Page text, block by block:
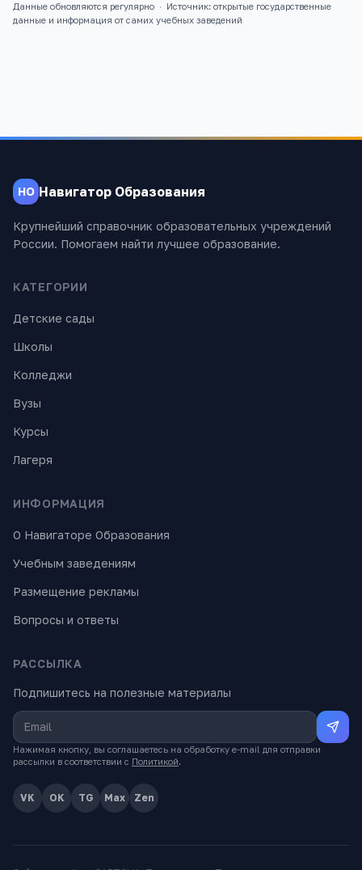
Данные обновляются регулярно ·
Источник: открытые государственные
данные и информация от самих учебных заведений
НО Навигатор Образования
Крупнейший справочник образовательных учреждений
России. Помогаем найти лучшее образование.
КАТЕГОРИИ
Детские сады
Школы
Колледжи
Вузы
Курсы
Лагеря
ИНФОРМАЦИЯ
О Навигаторе Образования
Учебным заведениям
Размещение рекламы
Вопросы и ответы
РАССЫЛКА
Подпишитесь на полезные материалы
Нажимая кнопку, вы соглашаетесь на обработку e-mail для отправки
рассылки в соответствии с Политикой.
VK OK TG Max Zen